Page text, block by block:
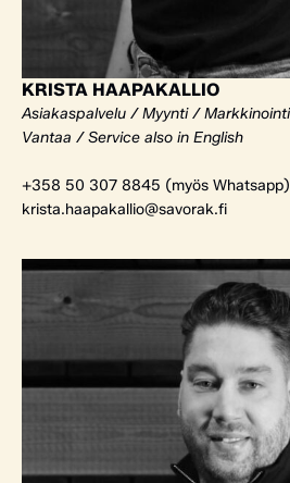
KRISTA HAAPAKALLIO
Asiakaspalvelu / Myynti / Markkinointi
Vantaa / Service also in English
+358 50 307 8845 (myös Whatsapp)
krista.haapakallio@savorak.fi